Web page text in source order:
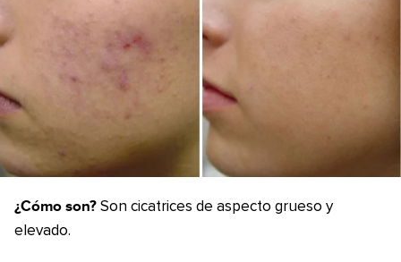
¿Cómo son? Son cicatrices de aspecto grueso y
elevado.